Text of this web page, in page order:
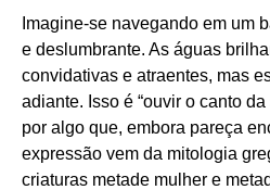
Imagine-se navegando em um
e deslumbrante. As águas
convidativas e atraentes, mas
adiante. Isso é “ouvir o canto
por algo que, embora pareça
expressão vem da mitologia
criaturas metade mulher e